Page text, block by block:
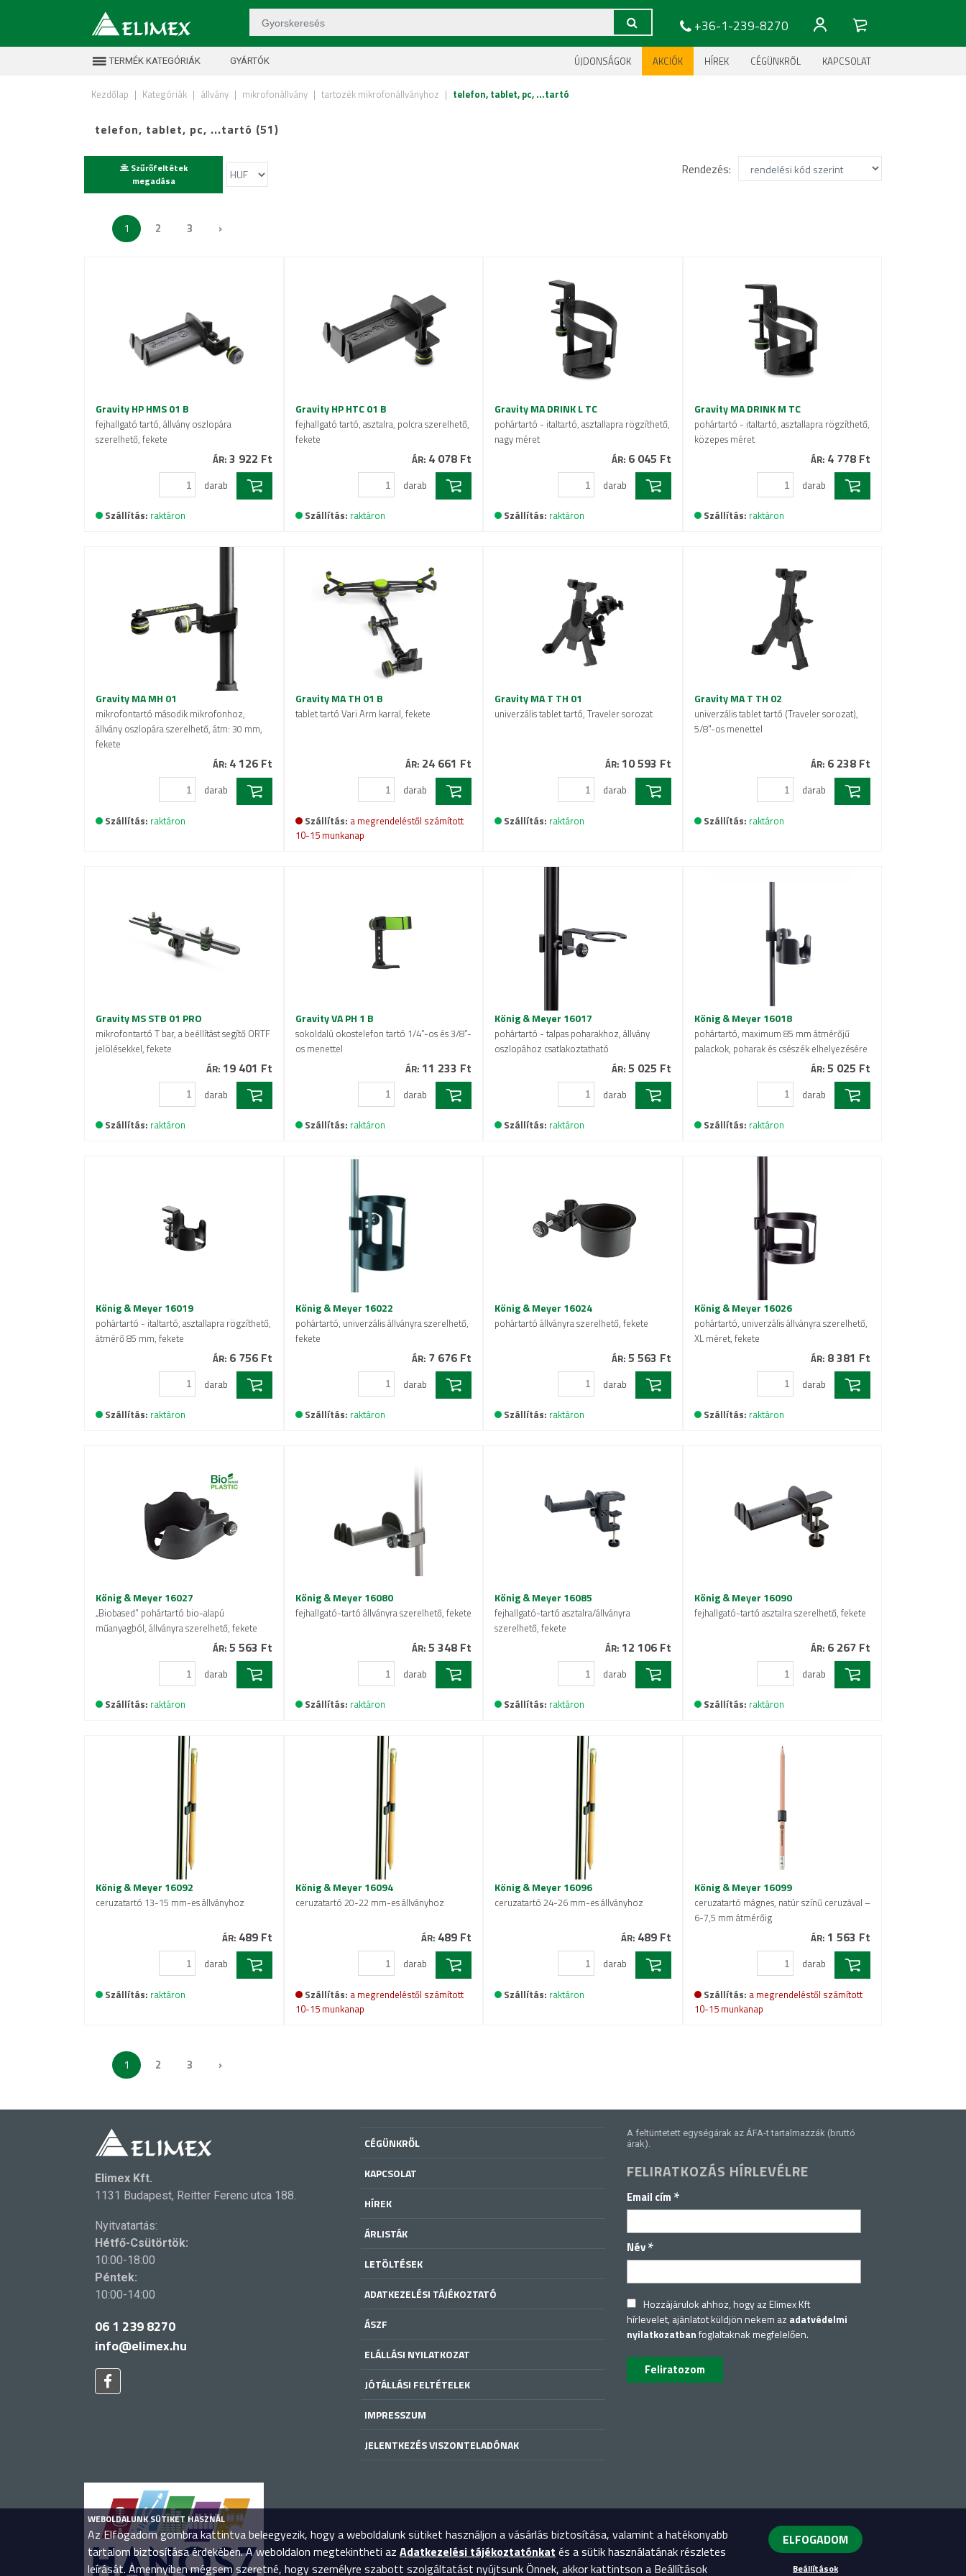
+36-1-239-8270
TERMÉK KATEGÓRIÁK GYÁRTÓK KAPCSOLAT
CÉGÜNKRŐL
HÍREK
AKCIÓK
ÚJDONSÁGOK
Kezdőlap | Kategóriák | állvány | mikrofonállvány | tartozék mikrofonállványhoz | telefon, tablet, pc, ...tartó
telefon, tablet, pc, ...tartó (51)
Szűrőfeltétek
megadása
Rendezés:
1 2 3 ›
Gravity HP HMS 01 B
fejhallgató tartó, állvány oszlopára
szerelhető, fekete
ÁR: 3 922 Ft
darab
Szállítás: raktáron
Gravity HP HTC 01 B
fejhallgató tartó, asztalra, polcra szerelhető,
fekete
ÁR: 4 078 Ft
darab
Szállítás: raktáron
Gravity MA DRINK L TC
pohártartó - italtartó, asztallapra rögzíthető,
nagy méret
ÁR: 6 045 Ft
darab
Szállítás: raktáron
Gravity MA DRINK M TC
pohártartó - italtartó, asztallapra rögzíthető,
közepes méret
ÁR: 4 778 Ft
darab
Szállítás: raktáron
Gravity MA MH 01
mikrofontartó második mikrofonhoz,
állvány oszlopára szerelhető, átm: 30 mm,
fekete
ÁR: 4 126 Ft
darab
Szállítás: raktáron
Gravity MA TH 01 B
tablet tartó Vari Arm karral, fekete
ÁR: 24 661 Ft
darab
Szállítás: a megrendeléstől számított
10-15 munkanap
Gravity MA T TH 01
univerzális tablet tartó, Traveler sorozat
ÁR: 10 593 Ft
darab
Szállítás: raktáron
Gravity MA T TH 02
univerzális tablet tartó (Traveler sorozat),
5/8"-os menettel
ÁR: 6 238 Ft
darab
Szállítás: raktáron
Gravity MS STB 01 PRO
mikrofontartó T bar, a beéllítást segítő ORTF
jelölésekkel, fekete
ÁR: 19 401 Ft
darab
Szállítás: raktáron
Gravity VA PH 1 B
sokoldalú okostelefon tartó 1/4”-os és 3/8”-
os menettel
ÁR: 11 233 Ft
darab
Szállítás: raktáron
König & Meyer 16017
pohártartó - talpas poharakhoz, állvány
oszlopához csatlakoztatható
ÁR: 5 025 Ft
darab
Szállítás: raktáron
König & Meyer 16018
pohártartó, maximum 85 mm átmérőjű
palackok, poharak és csészék elhelyezésére
ÁR: 5 025 Ft
darab
Szállítás: raktáron
König & Meyer 16019
pohártartó - italtartó, asztallapra rögzíthető,
átmérő 85 mm, fekete
ÁR: 6 756 Ft
darab
Szállítás: raktáron
König & Meyer 16022
pohártartó, univerzális állványra szerelhető,
fekete
ÁR: 7 676 Ft
darab
Szállítás: raktáron
König & Meyer 16024
pohártartó állványra szerelhető, fekete
ÁR: 5 563 Ft
darab
Szállítás: raktáron
König & Meyer 16026
pohártartó, univerzális állványra szerelhető,
XL méret, fekete
ÁR: 8 381 Ft
darab
Szállítás: raktáron
König & Meyer 16027
„Biobased” pohártartó bio-alapú
műanyagból, állványra szerelhető, fekete
ÁR: 5 563 Ft
darab
Szállítás: raktáron
König & Meyer 16080
fejhallgató-tartó állványra szerelhető, fekete
ÁR: 5 348 Ft
darab
Szállítás: raktáron
König & Meyer 16085
fejhallgató-tartó asztalra/állványra
szerelhető, fekete
ÁR: 12 106 Ft
darab
Szállítás: raktáron
König & Meyer 16090
fejhallgató-tartó asztalra szerelhető, fekete
ÁR: 6 267 Ft
darab
Szállítás: raktáron
König & Meyer 16092
ceruzatartó 13-15 mm-es állványhoz
ÁR: 489 Ft
darab
Szállítás: raktáron
König & Meyer 16094
ceruzatartó 20-22 mm-es állványhoz
ÁR: 489 Ft
darab
Szállítás: a megrendeléstől számított
10-15 munkanap
König & Meyer 16096
ceruzatartó 24-26 mm-es állványhoz
ÁR: 489 Ft
darab
Szállítás: raktáron
König & Meyer 16099
ceruzatartó mágnes, natúr színű ceruzával –
6-7,5 mm átmérőig
ÁR: 1 563 Ft
darab
Szállítás: a megrendeléstől számított
10-15 munkanap
1 2 3 ›
Elimex Kft.
1131 Budapest, Reitter Ferenc utca 188.
Nyitvatartás:
Hétfő-Csütörtök:
10:00-18:00
Péntek:
10:00-14:00
06 1 239 8270
info@elimex.hu
CÉGÜNKRŐL
KAPCSOLAT
HÍREK
ÁRLISTÁK
LETÖLTÉSEK
ADATKEZELÉSI TÁJÉKOZTATÓ
ÁSZF
ELÁLLÁSI NYILATKOZAT
JÓTÁLLÁSI FELTÉTELEK
IMPRESSZUM
JELENTKEZÉS VISZONTELADÓNAK
A feltüntetett egységárak az ÁFA-t tartalmazzák (bruttó
árak).
FELIRATKOZÁS HÍRLEVÉLRE
Email cím *
Név*
Hozzájárulok ahhoz, hogy az Elimex Kft
hírlevelet, ajánlatot küldjön nekem az adatvédelmi
nyilatkozatbanfoglaltaknak megfelelően.
WEBOLDALUNK SÜTIKET HASZNÁL
Az Elfogadom gombra kattintva beleegyezik, hogy a weboldalunk sütiket használjon a vásárlás biztosítása, valamint a hatékonyabb
tartalom biztosítása érdekében. A weboldalon megtekintheti az Adatkezelési tájékoztatónkat és a sütik használatának részletes
leírását. Amennyiben mégsem szeretné, hogy személyre szabott szolgáltatást nyújtsunk Önnek, akkor kattintson a Beállítások
ELFOGADOM
Beállítások